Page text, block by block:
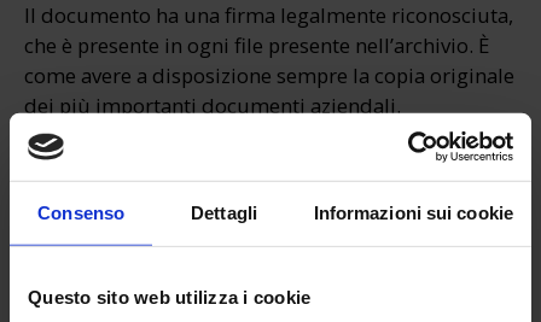
Consenso Dettagli Informazioni sui cookie
Questo sito web utilizza i cookie
Il documento ha una firma legalmente riconosciuta,
che è presente in ogni file presente nell’archivio. È
come avere a disposizione sempre la copia originale
dei più importanti documenti aziendali.